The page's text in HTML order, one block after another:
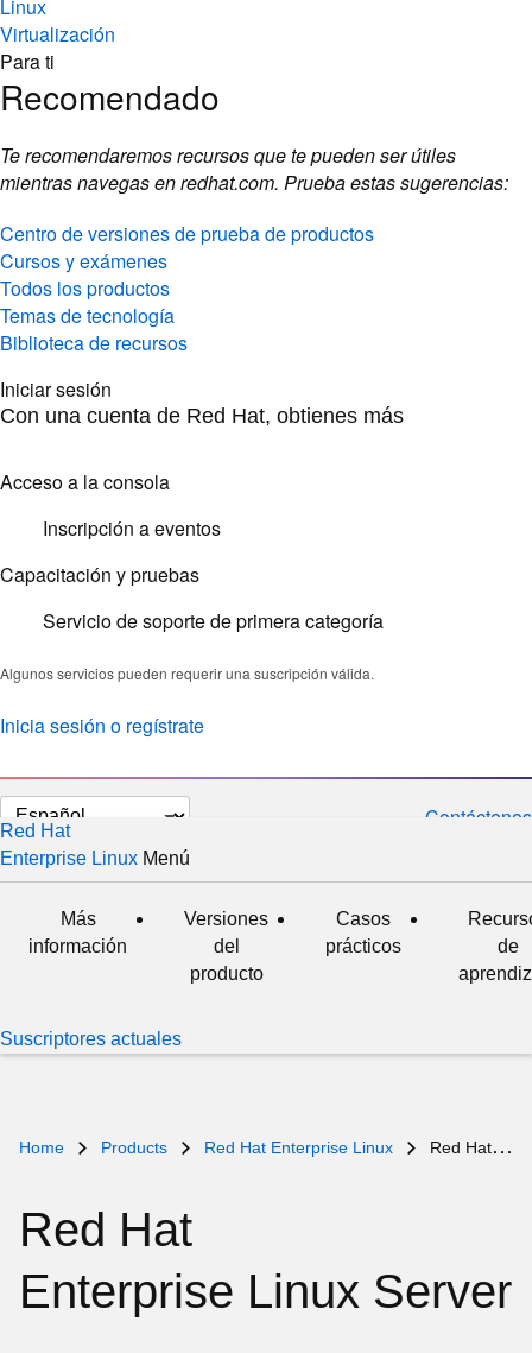
Linux
Virtualización
Para ti
Recomendado
Te recomendaremos recursos que te pueden ser útiles
mientras navegas en redhat.com. Prueba estas sugerencias:
Centro de versiones de prueba de productos
Cursos y exámenes
Todos los productos
Temas de tecnología
Biblioteca de recursos
Iniciar sesión
Con una cuenta de Red Hat, obtienes más
Acceso a la consola
Inscripción a eventos
Capacitación y pruebas
Servicio de soporte de primera categoría
Algunos servicios pueden requerir una suscripción válida.
Inicia sesión o regístrate
Cambiar
el
idioma
Contáctenos
Red Hat
Enterprise Linux Menú
Más
información
Versiones
del
producto
Casos
prácticos
de
Suscriptores actuales
Home Products Red Hat Enterprise Linux Red Hat Enterprise Linux Server
Red Hat
Enterprise Linux Server